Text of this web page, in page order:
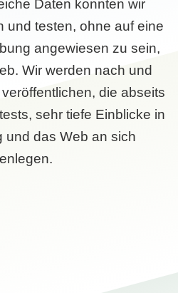
Daten konnten wir
und testen, ohne auf eine
angewiesen zu sein,
Wir werden nach und
die abseits
sehr tiefe Einblicke in
und das Web an sich